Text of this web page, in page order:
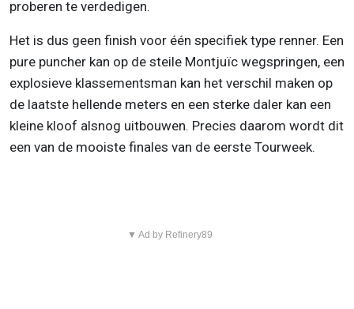
proberen te verdedigen.
Het is dus geen finish voor één specifiek type renner. Een
pure puncher kan op de steile Montjuïc wegspringen, een
explosieve klassementsman kan het verschil maken op
de laatste hellende meters en een sterke daler kan een
kleine kloof alsnog uitbouwen. Precies daarom wordt dit
een van de mooiste finales van de eerste Tourweek.
▼ Ad by Refinery89